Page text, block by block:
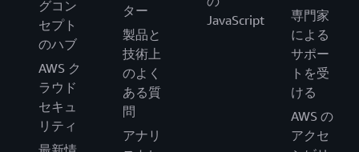
グコン
セプト
のハブ
AWS ク
ラウド
セキュ
リティ
ター
製品と
技術上
のよく
ある質
問
アナリ
JavaScript
専門家
による
サポー
トを受
ける
AWS の
アクセ